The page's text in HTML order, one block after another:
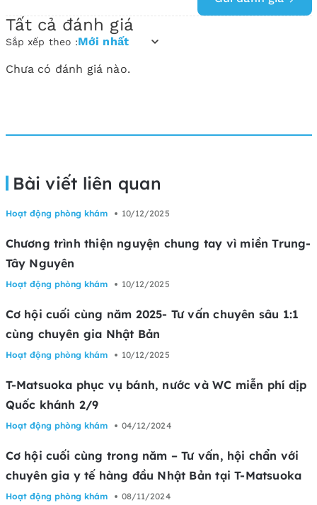
Tất cả đánh giá
Sắp xếp theo :Mới nhất
Chưa có đánh giá nào.
Bài viết liên quan
Hoạt động phòng khám 10/12/2025
Chương trình thiện nguyện chung tay vì miền Trung-
Tây Nguyên
Hoạt động phòng khám 10/12/2025
Cơ hội cuối cùng năm 2025- Tư vấn chuyên sâu 1:1
cùng chuyên gia Nhật Bản
Hoạt động phòng khám 10/12/2025
T-Matsuoka phục vụ bánh, nước và WC miễn phí dịp
Quốc khánh 2/9
Hoạt động phòng khám 04/12/2024
Cơ hội cuối cùng trong năm – Tư vấn, hội chẩn với
chuyên gia y tế hàng đầu Nhật Bản tại T-Matsuoka
Hoạt động phòng khám 08/11/2024